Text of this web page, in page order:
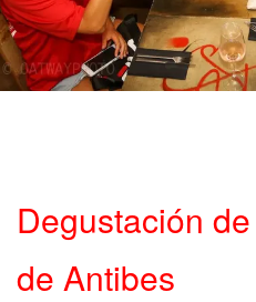
Degustación
de Antibes